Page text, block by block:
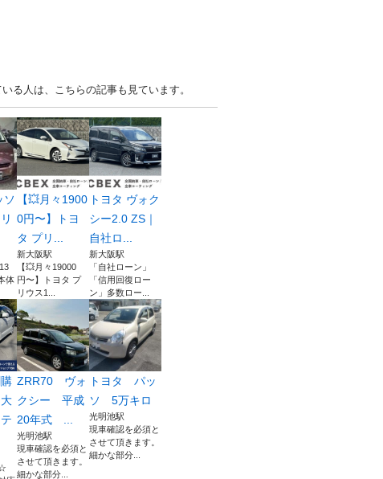
人は、こちらの記事も見ています。
ソ
体
【💥月々1900
0円〜】トヨ
タ プリ...
新大阪駅
【💥月々19000
円〜】トヨタ プ
リウス1...
トヨタ ヴォク
シー2.0 ZS｜
自社ロ...
新大阪駅
「自社ローン」
「信用回復ロー
ン」多数ロー...
ZRR70 ヴォ
クシー 平成
20年式 ...
光明池駅
現車確認を必須と
させて頂きます。
細かな部分...
トヨタ パッ
ソ 5万キロ
光明池駅
現車確認を必須と
させて頂きます。
細かな部分...